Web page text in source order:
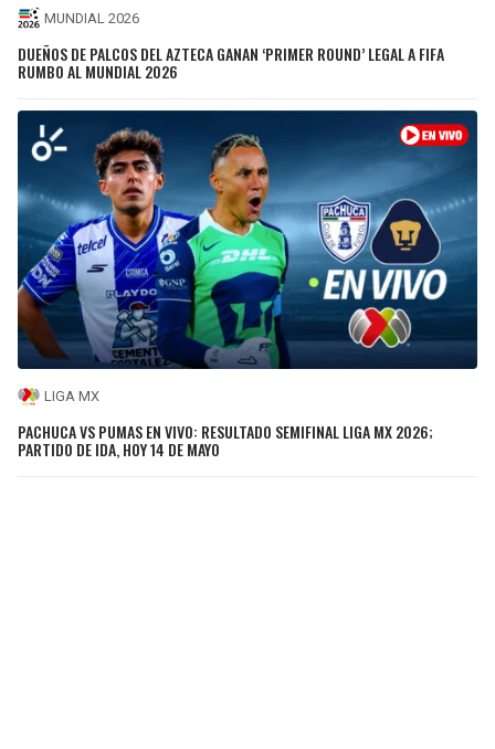
MUNDIAL 2026
DUEÑOS DE PALCOS DEL AZTECA GANAN ‘PRIMER ROUND’ LEGAL A FIFA
RUMBO AL MUNDIAL 2026
LIGA MX
PACHUCA VS PUMAS EN VIVO: RESULTADO SEMIFINAL LIGA MX 2026;
PARTIDO DE IDA, HOY 14 DE MAYO